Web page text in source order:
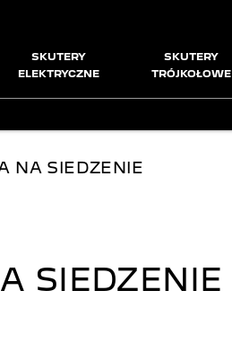
SKUTERY
ELEKTRYCZNE
SKUTERY
TRÓJKOŁOWE
NA SIEDZENIE
SIEDZENIE